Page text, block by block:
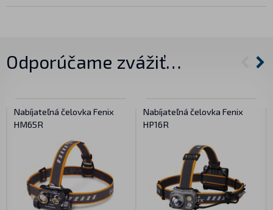
Odporúčame zvážiť…
Nabíjateľná čelovka Fenix
HM65R
Nabíjateľná čelovka Fenix
HP16R